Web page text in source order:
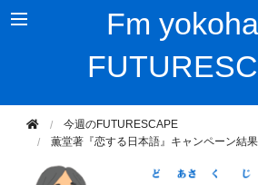
Fm
今週のFUTURESCAPE
薫堂著『恋する日本語』キャンペーン結果